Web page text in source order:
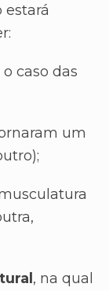
caso das
um
, na qual